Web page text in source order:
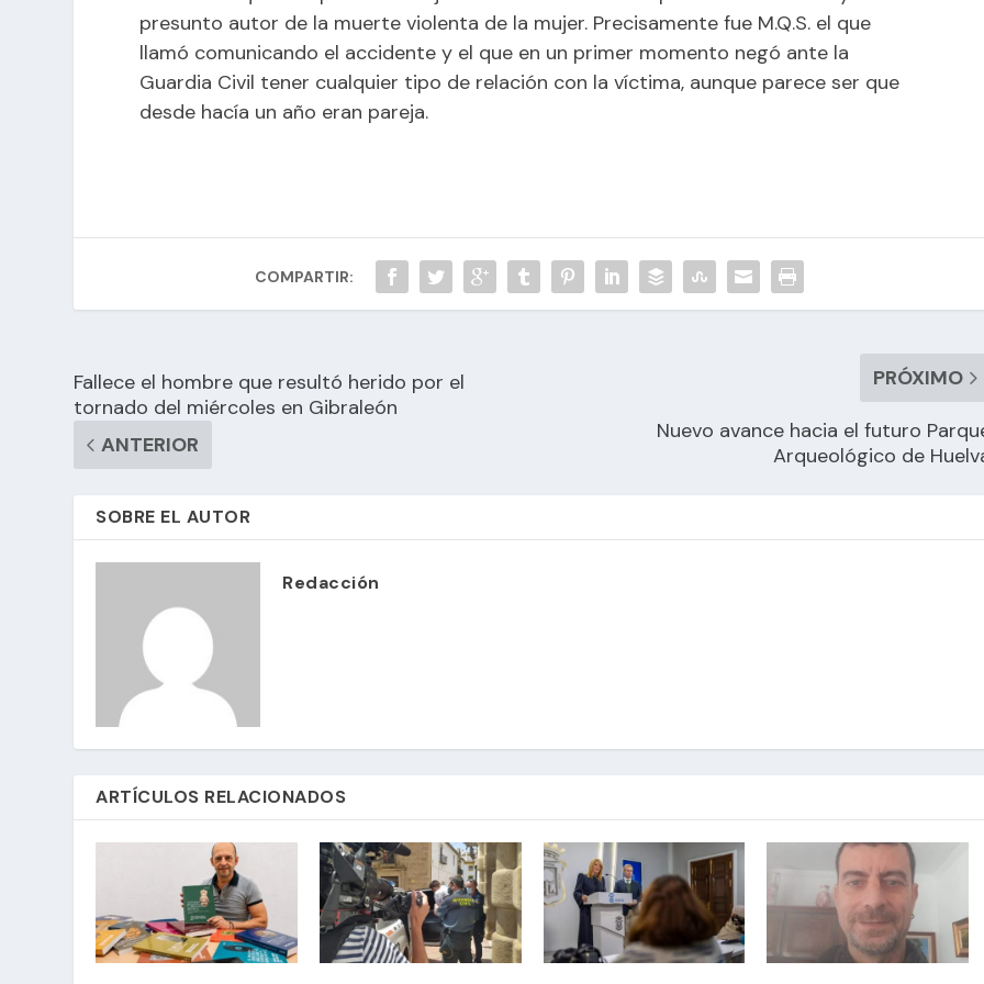
presunto autor de la muerte violenta de la mujer. Precisamente fue M.Q.S. el que
llamó comunicando el accidente y el que en un primer momento negó ante la
Guardia Civil tener cualquier tipo de relación con la víctima, aunque parece ser que
desde hacía un año eran pareja.
COMPARTIR:
Fallece el hombre que resultó herido por el
tornado del miércoles en Gibraleón
ANTERIOR
PRÓXIMO
Nuevo avance hacia el futuro
Arqueológico de
SOBRE EL AUTOR
Redacción
ARTÍCULOS RELACIONADOS